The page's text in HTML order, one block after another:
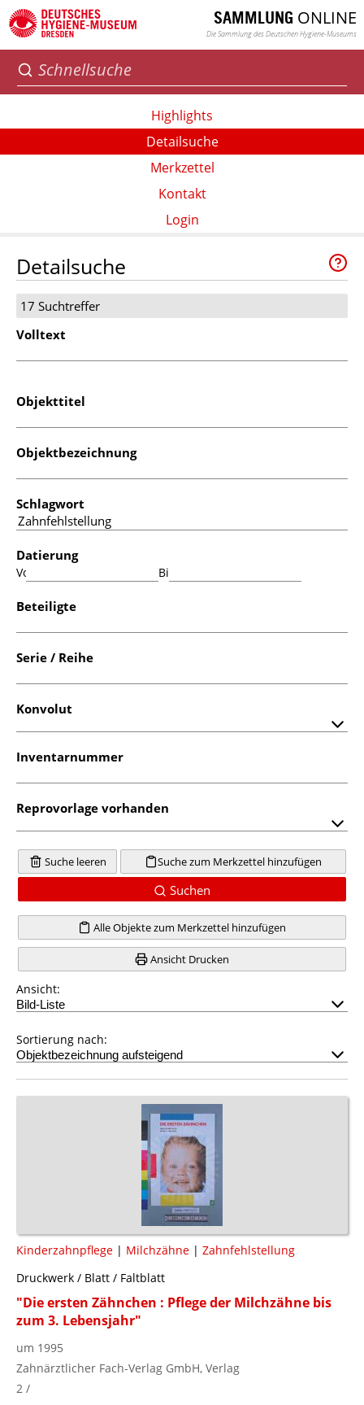
SAMMLUNG ONLINE
Die Sammlung des Deutschen Hygiene-Museums
Highlights
Detailsuche
Merkzettel
Kontakt
Login
Detailsuche
17 Suchtreffer
Volltext
Objekttitel
Objektbezeichnung
Schlagwort
Datierung
Von: Bis:
Beteiligte
Serie / Reihe
Konvolut
Inventarnummer
Reprovorlage vorhanden
Suche leeren Suche zum Merkzettel hinzufügen
Suchen
Alle Objekte zum Merkzettel hinzufügen
Ansicht Drucken
Ansicht:
Sortierung nach:
Kinderzahnpflege | Milchzähne | Zahnfehlstellung
Druckwerk / Blatt / Faltblatt
"Die ersten Zähnchen : Pflege der Milchzähne bis
zum 3. Lebensjahr"
um 1995
Zahnärztlicher Fach-Verlag GmbH, Verlag
2 /